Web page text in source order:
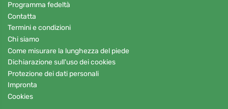
Programma fedeltà
Contatta
Termini e condizioni
Chi siamo
Come misurare la lunghezza del piede
Dichiarazione sull'uso dei cookies
Protezione dei dati personali
Impronta
Cookies